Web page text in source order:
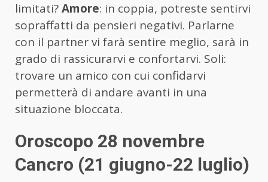
limitati?Amore: in coppia, potreste sentirvi
sopraffatti da pensieri negativi. Parlarne
con il partner vi farà sentire meglio, sarà in
grado di rassicurarvi e confortarvi. Soli:
trovare un amico con cui confidarvi
permetterà di andare avanti in una
situazione bloccata.
Oroscopo 28 novembre
Cancro (21 giugno-22 luglio)